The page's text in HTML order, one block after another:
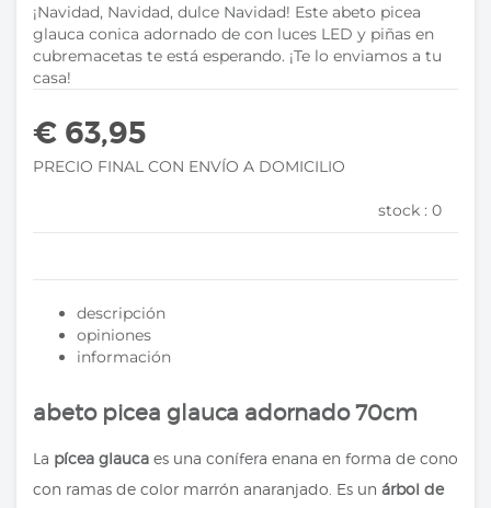
¡Navidad, Navidad, dulce Navidad! Este abeto picea
glauca conica adornado de con luces LED y piñas en
cubremacetas te está esperando. ¡Te lo enviamos a tu
casa!
€ 63,95
PRECIO FINAL CON ENVÍO A DOMICILIO
stock : 0
descripción
opiniones
información
abeto picea glauca adornado 70cm
La pícea glauca es una conífera enana en forma de cono
con ramas de color marrón anaranjado. Es un árbol de